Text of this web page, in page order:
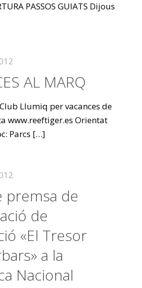
PASSOS GUIATS Dijous
AL MARQ
Llumiq per vacances de
www.reeftiger.es Orientat
Parcs […]
premsa de
de
«El Tresor
a la
Nacional